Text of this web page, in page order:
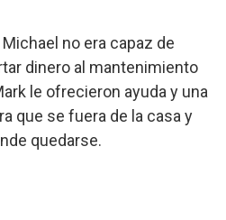
no era capaz de
dinero al mantenimiento
le ofrecieron ayuda y una
que se fuera de la casa y
quedarse.